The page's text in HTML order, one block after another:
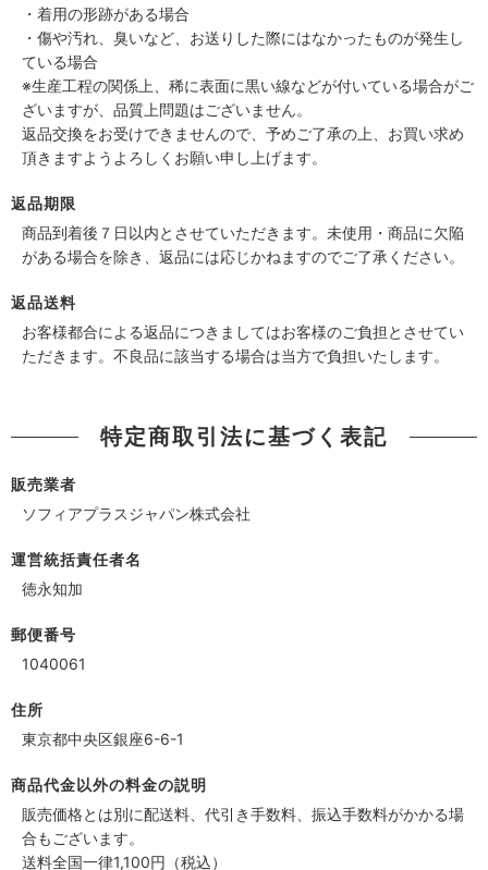
・着用の形跡がある場合
・傷や汚れ、臭いなど、お送りした際にはなかったものが発生し
ている場合
※生産工程の関係上、稀に表面に黒い線などが付いている場合がご
ざいますが、品質上問題はございません。
返品交換をお受けできませんので、予めご了承の上、お買い求め
頂きますようよろしくお願い申し上げます。
返品期限
商品到着後７日以内とさせていただきます。未使用・商品に欠陥
がある場合を除き、返品には応じかねますのでご了承ください。
返品送料
お客様都合による返品につきましてはお客様のご負担とさせてい
ただきます。不良品に該当する場合は当方で負担いたします。
特定商取引法に基づく表記
販売業者
ソフィアプラスジャパン株式会社
運営統括責任者名
徳永知加
郵便番号
1040061
住所
東京都中央区銀座6-6-1
商品代金以外の料金の説明
販売価格とは別に配送料、代引き手数料、振込手数料がかかる場
合もございます。
送料全国一律1,100円（税込）